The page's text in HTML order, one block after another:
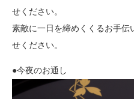
せください。
素敵に一日を締めくくるお手伝
せください。
●今夜のお通し